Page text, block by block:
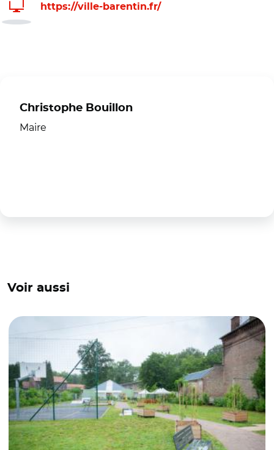
https://ville-barentin.fr/
Christophe Bouillon
Maire
Voir aussi